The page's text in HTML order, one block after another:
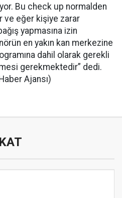
Bu check up normalden
ve eğer kişiye zarar
yapmasına izin
en yakın kan merkezine
dahil olarak gerekli
gerekmektedir” dedi.
Ajansı)